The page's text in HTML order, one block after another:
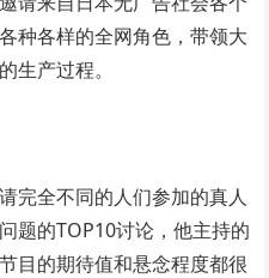
种各样的全网角色，带领大
生产过程。
完全不同的人们参加的真人
题的TOP10讨论，他主持的
目的期待值和悬念程度都很